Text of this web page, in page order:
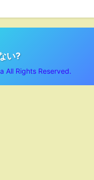
い?
Rights Reserved.